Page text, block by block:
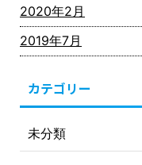
2020年2月
2019年7月
カテゴリー
未分類